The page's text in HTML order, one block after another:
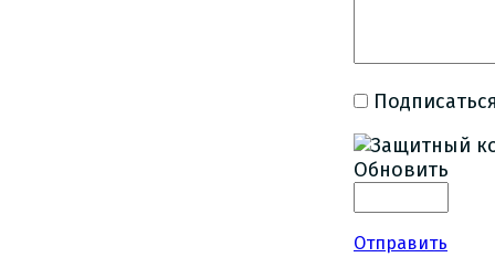
Обновить
Отправить